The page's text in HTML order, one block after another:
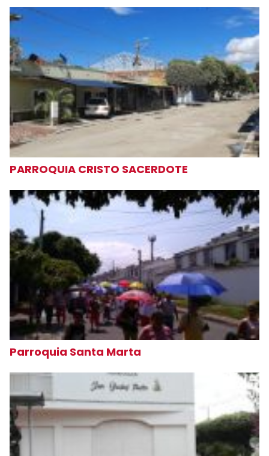
PARROQUIA CRISTO SACERDOTE
Parroquia Santa Marta